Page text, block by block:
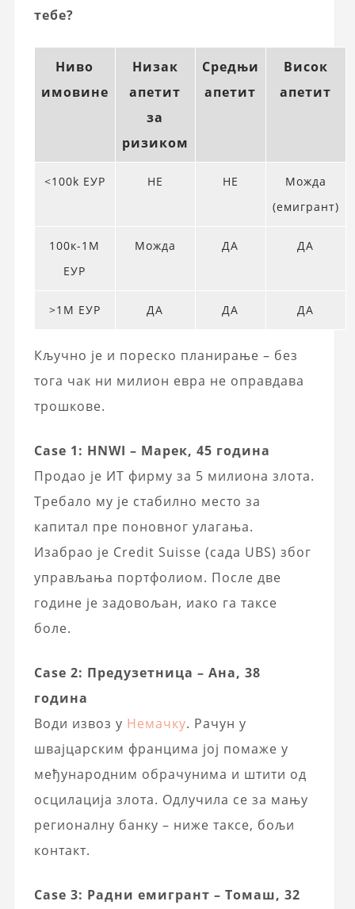
тебе?
Ниво
имовине
Низак
апетит
за
ризиком
Средњи
апетит
Висок
апетит
<100k ЕУР НЕ НЕ
Можда
(емигрант)
100к-1М
ЕУР
Можда ДА ДА
>1М ЕУР ДА ДА ДА
Кључно је и пореско планирање – без
тога чак ни милион евра не оправдава
трошкове.
Case 1: HNWI – Марек, 45 година
Продао је ИТ фирму за 5 милиона злота.
Требало му је стабилно место за
капитал пре поновног улагања.
Изабрао је Credit Suisse (сада UBS) због
управљања портфолиом. После две
године је задовољан, иако га таксе
боле.
Case 2: Предузетница – Ана, 38
година
Води извоз у Немачку. Рачун у
швајцарским францима јој помаже у
међународним обрачунима и штити од
осцилација злота. Одлучила се за мању
регионалну банку – ниже таксе, бољи
контакт.
Case 3: Радни емигрант – Томаш, 32